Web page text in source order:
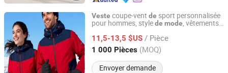
Veste coupe-vent de sport personnalisée
pour hommes, stylede mode, vêtements
11,5-13,5 $US / Pièce
1 000 Pièces (MOQ)
Envoyer demande
Great Wall Products Mfg., Ltd.
Fujian, China Depuis 2023